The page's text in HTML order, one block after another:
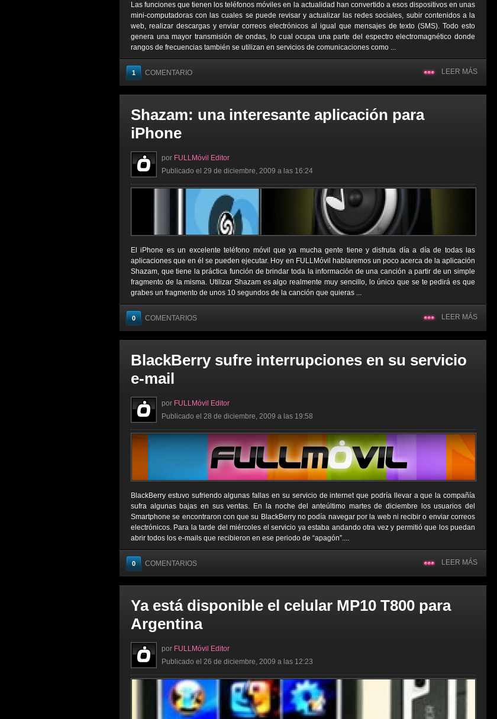
Las funciones que tienen los teléfonos móviles en la actualidad han convertido a esos dispositivos en unas
mini-computadoras con las cuales se puede revisar y actualizar las redes sociales, subir contenidos a la
web, realizar descargas y enviar correos electrónicos al igual que mensajes de texto (SMS). Todo esto
genera una mayor transmisión de ondas, lo cual ocupa una parte del espectro electromagnético donde
rangos de frecuencias también se utilizan en servicios de comunicaciones como ...
1 COMENTARIO LEER MÁS
Shazam: una interesante aplicación para
iPhone
por FULLMóvil Editor
Publicado el 29 de diciembre, 2009 a las 16:24
El iPhone es un excelente teléfono móvil que ya mucha gente tiene y disfruta día a día de todas las
aplicaciones que en él se pueden ejecutar. Hoy en FULLMóvil hablaremos un poco acerca de la aplicación
Shazam, que tiene la práctica función de brindar toda la información de una canción a partir de un simple
fragmento de la misma. Utilizar Shazam es algo realmente muy sencillo, lo único que se te pedirá es que
grabes un fragmento de unos 10 segundos de la canción que quieras ...
0 COMENTARIOS LEER MÁS
BlackBerry sufre interrupciones en su servicio
e-mail
por FULLMóvil Editor
Publicado el 28 de diciembre, 2009 a las 19:58
BlackBerry estuvo sufriendo algunas fallas en su servicio de internet que podría llevar a que la compañía
sufra algunas bajas en sus ventas. En la noche del anteúltimo martes de diciembre los usuarios del
Smartphone se encontraron con que su BlackBerry no podía navegar por la web ni recibir o enviar correos
electrónicos. Para la tarde del miércoles el servicio ya estaba andando otra vez y permitió que los puedan
abrir todos los e-mails que recibieron en ese periodo de “apagón”....
0 COMENTARIOS LEER MÁS
Ya está disponible el celular MP10 T800 para
Argentina
por FULLMóvil Editor
Publicado el 26 de diciembre, 2009 a las 12:23